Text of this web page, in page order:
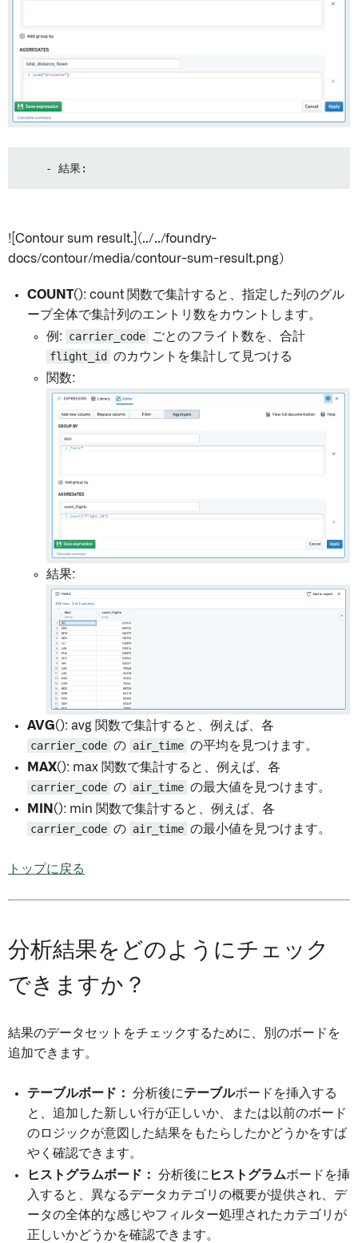
![Contour sum result.](../../foundry-
docs/contour/media/contour-sum-result.png)
COUNT(): count 関数で集計すると、指定した列のグル
ープ全体で集計列のエントリ数をカウントします。
例: carrier_code
ごとのフライト数を、合計
flight_id
のカウントを集計して見つける
関数:
結果:
AVG(): avg 関数で集計すると、例えば、各
carrier_code の air_time の平均を見つけます。
MAX(): max 関数で集計すると、例えば、各
carrier_code の air_time の最大値を見つけます。
MIN(): min 関数で集計すると、例えば、各
carrier_code の air_time の最小値を見つけます。
トップに戻る
分析結果をどのようにチェック
できますか？
結果のデータセットをチェックするために、別のボードを
追加できます。
テーブルボード： 分析後にテーブルボードを挿入する
と、追加した新しい行が正しいか、または以前のボード
のロジックが意図した結果をもたらしたかどうかをすば
やく確認できます。
ヒストグラムボード：
分析後に ヒストグラムボードを挿
入すると、異なるデータカテゴリの概要が提供され、デ
ータの全体的な感じやフィルター処理されたカテゴリが
正しいかどうかを確認できます。